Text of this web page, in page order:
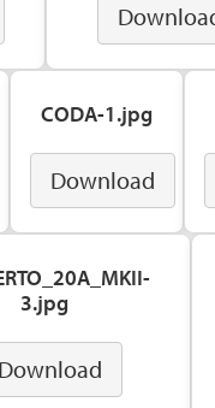
CODA-1.jpg
Download
3.jpg
Download